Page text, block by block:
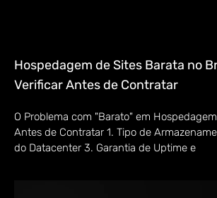
Hospedagem de Sites Barata no
Verificar Antes de Contratar
O Problema com "Barato" em
Antes de Contratar 1. Tipo de
do Datacenter 3. Garantia de Uptime e